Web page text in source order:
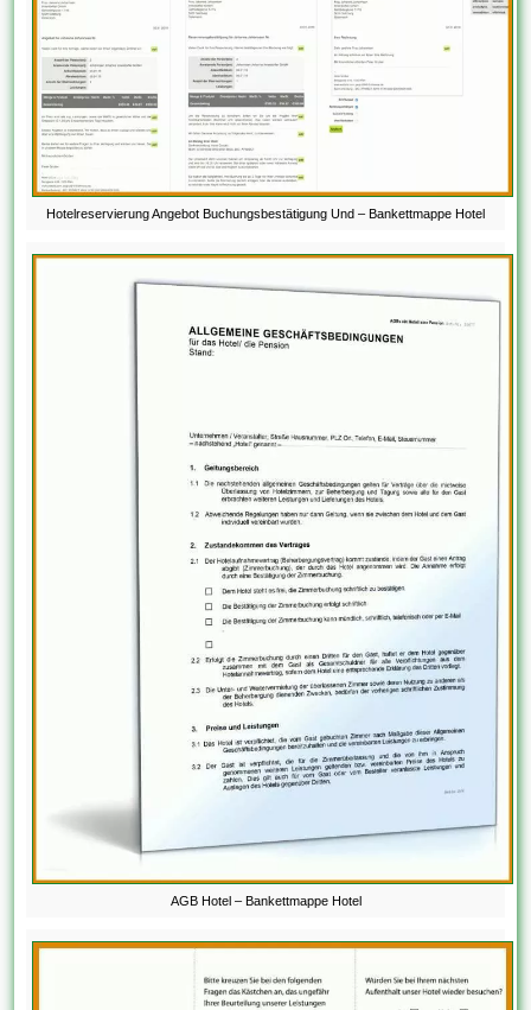
Hotelreservierung Angebot Buchungsbestätigung Und – Bankettmappe Hotel
AGB Hotel – Bankettmappe Hotel